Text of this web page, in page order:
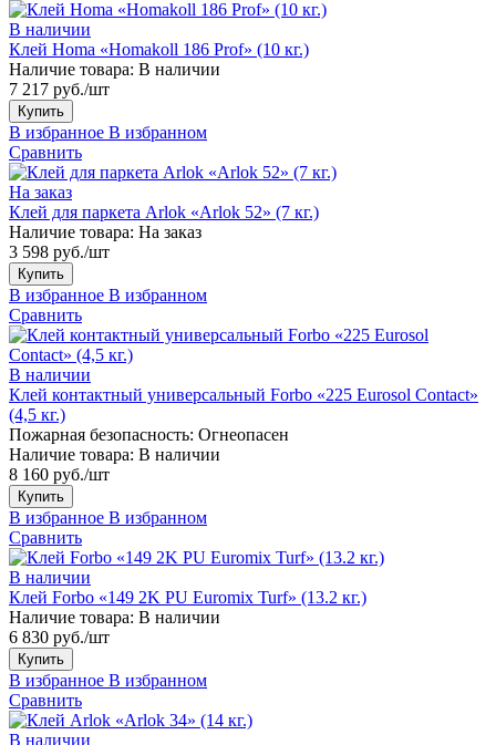
В наличии
Клей Homa «Homakoll 186 Prof» (10 кг.)
Наличие товара: В наличии
7 217 руб./шт
Купить
В избранное В избранном
Сравнить
На заказ
Клей для паркета Arlok «Arlok 52» (7 кг.)
Наличие товара: На заказ
3 598 руб./шт
Купить
В избранное В избранном
Сравнить
В наличии
Клей контактный универсальный Forbo «225 Eurosol Contact»
(4,5 кг.)
Пожарная безопасность: Огнеопасен
Наличие товара: В наличии
8 160 руб./шт
Купить
В избранное В избранном
Сравнить
В наличии
Клей Forbo «149 2K PU Euromix Turf» (13.2 кг.)
Наличие товара: В наличии
6 830 руб./шт
Купить
В избранное В избранном
Сравнить
В наличии